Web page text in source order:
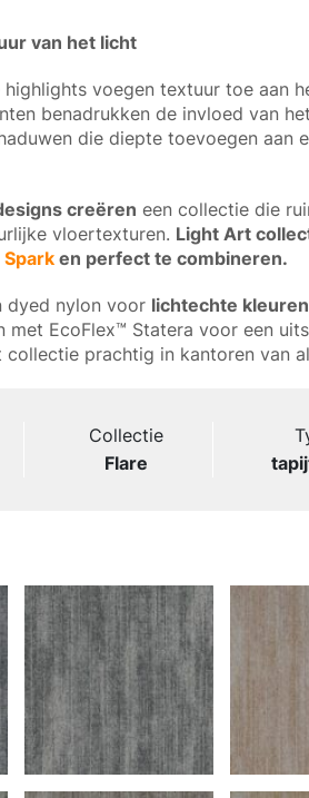
van het licht
highlights voegen textuur toe aan
benadrukken de invloed van
die diepte toevoegen aan
creëren een collectie die
vloertexturen. Light Art
en perfect te combineren.
dyed nylon voor lichtechte
met EcoFlex™ Statera voor een
prachtig in kantoren van
Collectie
Flare